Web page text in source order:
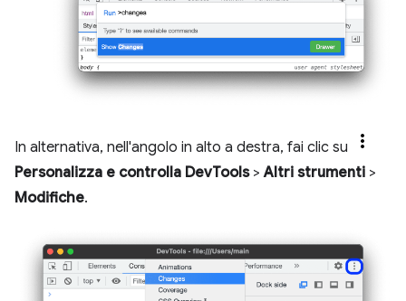
In alternativa, nell'angolo in alto a destra, fai clic su
Personalizza e controlla DevTools>Altri strumenti >
Modifiche.